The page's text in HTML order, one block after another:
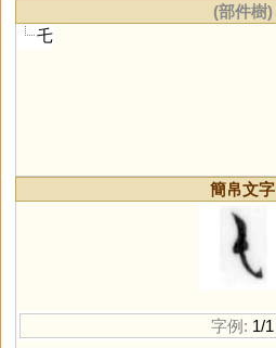
(部件樹)
乇
簡帛文字
字例: 1/1